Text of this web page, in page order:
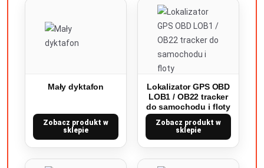
Mały dyktafon
Zobacz produkt w
sklepie
Lokalizator GPS OBD
LOB1 / OB22 tracker
do samochodu i floty
Zobacz produkt w
sklepie